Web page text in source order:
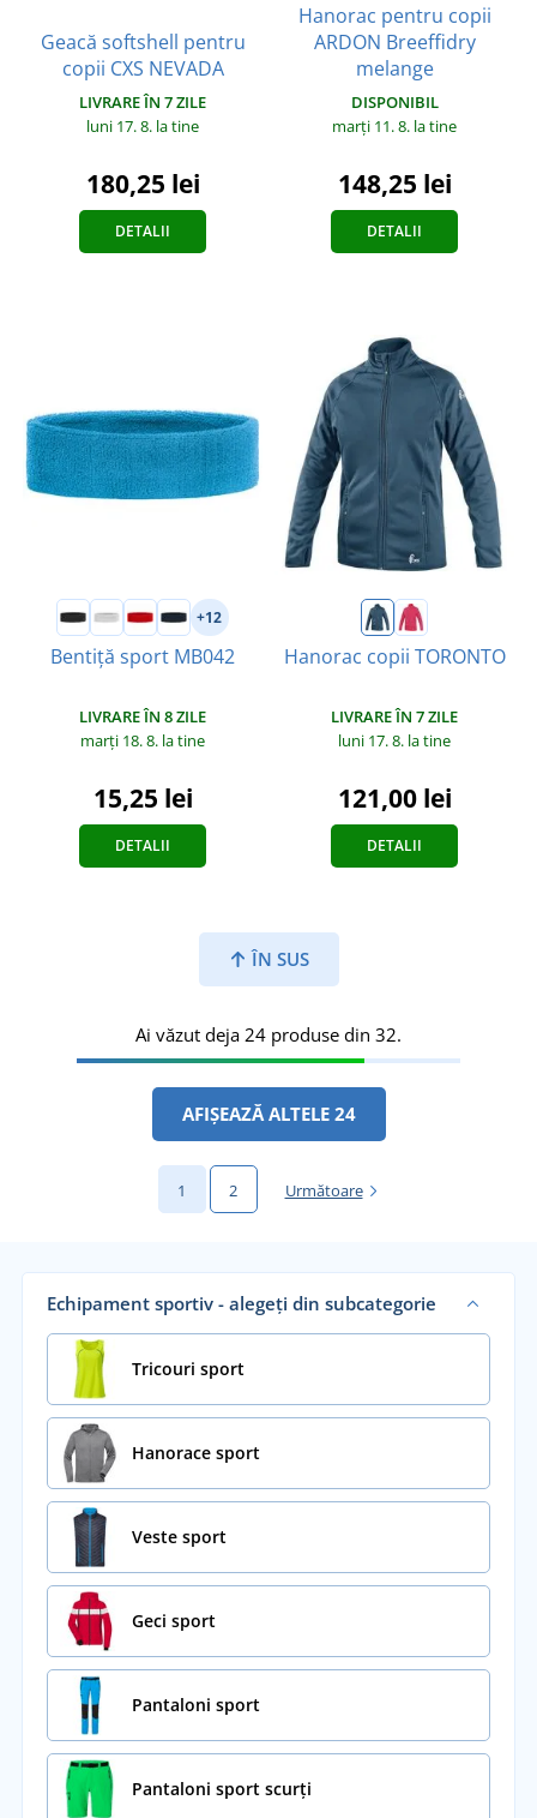
Geacă softshell pentru
copii CXS NEVADA
LIVRARE ÎN 7 ZILE
luni 17. 8. la tine
180,25 lei
DETALII
Hanorac pentru copii
ARDON Breeffidry
melange
DISPONIBIL
marți 11. 8. la tine
148,25 lei
DETALII
+12
Bentiță sport MB042
LIVRARE ÎN 8 ZILE
marți 18. 8. la tine
15,25 lei
DETALII
Hanorac copii TORONTO
LIVRARE ÎN 7 ZILE
luni 17. 8. la tine
121,00 lei
DETALII
ÎN SUS
Ai văzut deja 24 produse din 32.
AFIȘEAZĂ ALTELE 24
1 2 Următoare
Echipament sportiv - alegeți din subcategorie
Tricouri sport
Hanorace sport
Veste sport
Geci sport
Pantaloni sport
Pantaloni sport scurți